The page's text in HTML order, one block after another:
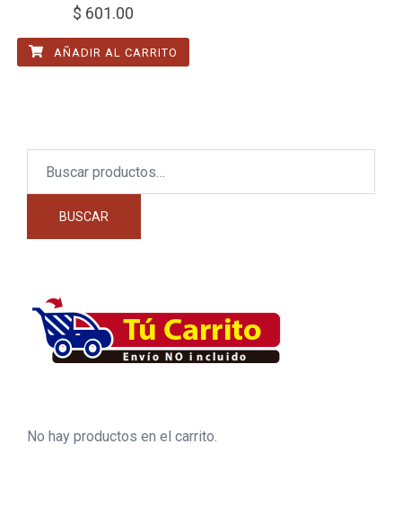
$ 601.00
AÑADIR AL CARRITO
BUSCAR
No hay productos en el carrito.